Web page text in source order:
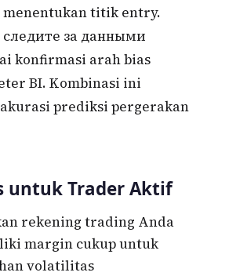
titik entry.
за данными
konfirmasi arah bias
BI. Kombinasi ini
prediksi pergerakan
untuk Trader Aktif
rekening trading Anda
margin cukup untuk
volatilitas